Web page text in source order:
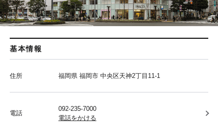
基本情報
住所 福岡県 福岡市 中央区天神2丁目11-1
電話
092-235-7000
電話をかける